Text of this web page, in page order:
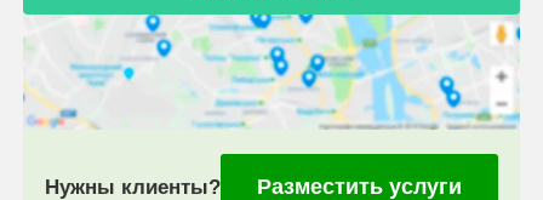
Нужны клиенты? Разместить услуги